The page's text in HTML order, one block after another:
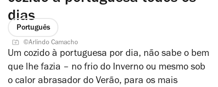
dias
Português
©Arlindo Camacho
Um cozido à portuguesa por dia, não sabe o bem
que lhe fazia – no frio do Inverno ou mesmo sob
o calor abrasador do Verão, para os mais